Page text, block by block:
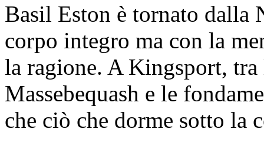
Basil Eston è tornato dalla
corpo integro ma con la
la ragione. A Kingsport,
Massebequash e le
che ciò che dorme sotto la